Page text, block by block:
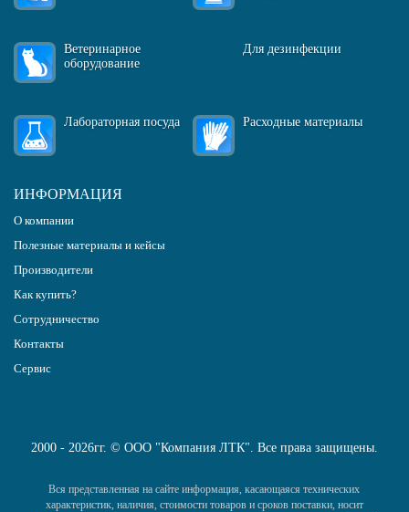
Ветеринарное
оборудование
Для дезинфекции
Лабораторная посуда Расходные материалы
ИНФОРМАЦИЯ
О компании
Полезные материалы и кейсы
Производители
Как купить?
Сотрудничество
Контакты
Сервис
2000 - 2026гг. © ООО "Компания ЛТК". Все права защищены.
Вся представленная на сайте информация, касающаяся технических
характеристик, наличия, стоимости товаров и сроков поставки, носит